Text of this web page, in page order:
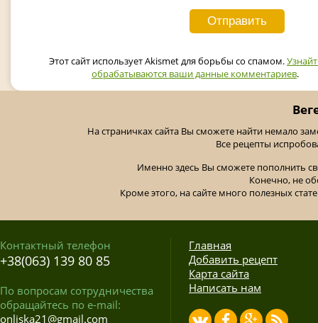
Этот сайт использует Akismet для борьбы со спамом.
обрабатываются ваши данные комментариев.
На страничках сайта Вы сможете найти немало
Все рецепты
Именно здесь Вы сможете пополнить
Конечно, не
Кроме этого, на сайте много полезных
Контактный телефон
+38(063) 139 80 85
По вопросам сотрудничества
обращайтесь по e-mail:
onliska21@gmail.com
Главная
Добавить рецепт
Карта сайта
Написать нам